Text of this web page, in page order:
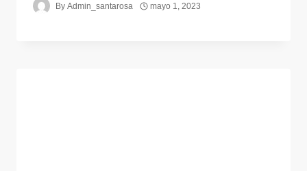
By Admin_santarosa mayo 1, 2023